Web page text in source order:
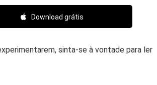
Download grátis
sinta-se à vontade para ler